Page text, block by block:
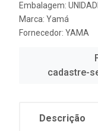
Embalagem:
Marca: Yamá
Fornecedor: YAMA
cadastre-
Descrição